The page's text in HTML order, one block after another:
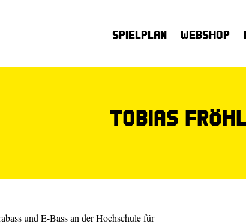
Spielplan Webshop
Tobias
und E-Bass an der Hochschule für